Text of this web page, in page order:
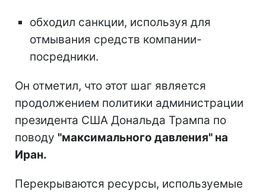
обходил санкции, используя для
отмывания средств компании-
посредники.
Он отметил, что этот шаг является
продолжением политики администрации
президента США Дональда Трампа по
поводу "максимального давления" на
Иран.
Перекрываются ресурсы, используемые